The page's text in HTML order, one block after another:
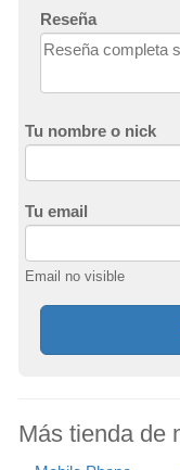
Reseña
Tu nombre o nick
Tu email
Email no visible
Más tienda de